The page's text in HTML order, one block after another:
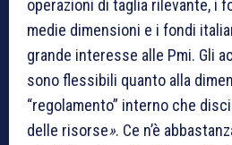
operazioni di taglia rilevante, i
medie dimensioni e i fondi
grande interesse alle Pmi. Gli
sono flessibili quanto alla
“regolamento” interno che
delle risorse». Ce n’è